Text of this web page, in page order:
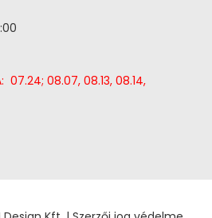
07.24; 08.07, 08.13, 08.14,